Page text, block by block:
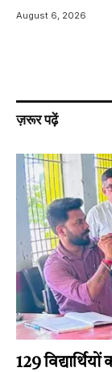
August 6, 2026
ज़रूर पढ़ें
129